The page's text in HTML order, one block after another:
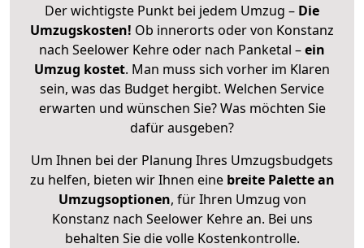
Der wichtigste Punkt bei jedem Umzug – Die
Umzugskosten! Ob innerorts oder von Konstanz
nach Seelower Kehre oder nach Panketal –ein
Umzug kostet. Man muss sich vorher im Klaren
sein, was das Budget hergibt. Welchen Service
erwarten und wünschen Sie? Was möchten Sie
dafür ausgeben?
Um Ihnen bei der Planung Ihres Umzugsbudgets
zu helfen, bieten wir Ihnen eine breite Palette an
Umzugsoptionen, für Ihren Umzug von
Konstanz nach Seelower Kehre an. Bei uns
behalten Sie die volle Kostenkontrolle.